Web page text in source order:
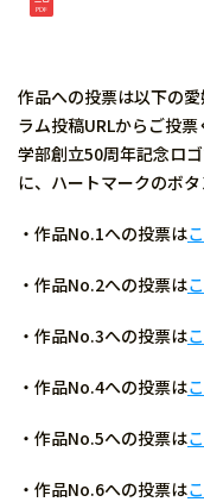
作品への投票は以下の
ラム投稿URLからご投
学部創立50周年記念ロ
に、ハートマークのボ
・作品No.1への投票は
・作品No.2への投票は
・作品No.3への投票は
・作品No.4への投票は
・作品No.5への投票は
・作品No.6への投票は